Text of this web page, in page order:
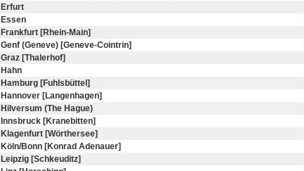
Erfurt
Essen
Frankfurt [Rhein-Main]
Genf (Geneve) [Geneve-Cointrin]
Graz [Thalerhof]
Hahn
Hamburg [Fuhlsbüttel]
Hannover [Langenhagen]
Hilversum (The Hague)
Innsbruck [Kranebitten]
Klagenfurt [Wörthersee]
Köln/Bonn [Konrad Adenauer]
Leipzig [Schkeuditz]